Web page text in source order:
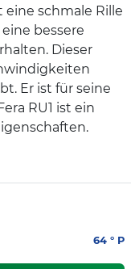
schmale Rille
bessere
Dieser
Er ist für seine
RU1 ist ein
64 ° P